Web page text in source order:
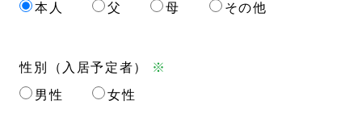
本人
父 母 その他
性別（入居予定者） ※
男性
女性